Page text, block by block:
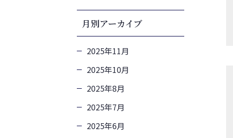
月別アーカイブ
2025年11月
2025年10月
2025年8月
2025年7月
2025年6月